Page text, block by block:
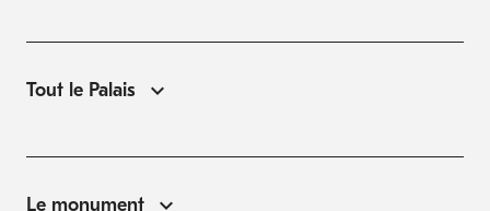
Tout le Palais
Le monument